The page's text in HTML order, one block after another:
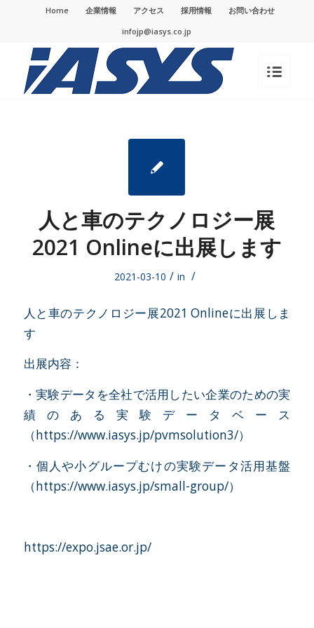
Home 企業情報 アクセス 採用情報
お問い合わせ
infojp@iasys.co.jp
人と車のテクノロジー展
2021 Onlineに出展します
2021-03-10 / in /
人と車のテクノロジー展2021 Onlineに出展しま
す
出展内容：
・実験データを全社で活用したい企業のための実
績のある実験データベース
（https://www.iasys.jp/pvmsolution3/）
・個人や小グループむけの実験データ活用基盤
（https://www.iasys.jp/small-group/）
https://expo.jsae.or.jp/